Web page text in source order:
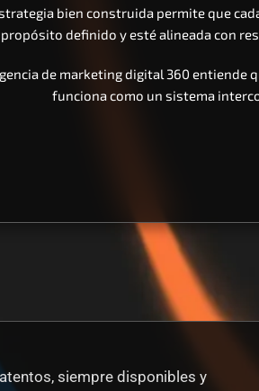
bien construida permite que
propósito definido y esté alineada con
de marketing digital 360 entiende
funciona como un sistema
siempre disponibles y